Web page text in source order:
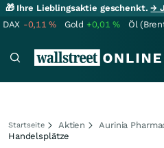
🎁 Ihre Lieblingsaktie geschenkt.→
DAX -0,11% Gold +0,01% Öl
Startseite Aktien
Aurinia
Handelsplätze